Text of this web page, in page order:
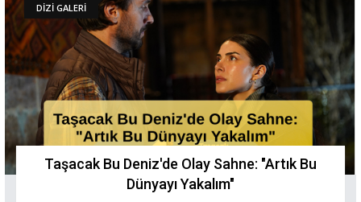
DİZİ GALERİ
Taşacak Bu Deniz'de Olay Sahne: "Artık Bu
Dünyayı Yakalım"